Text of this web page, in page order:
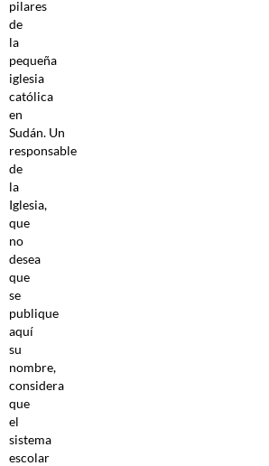
pilares
de
la
pequeña
iglesia
católica
en
Sudán. Un
responsable
de
la
Iglesia,
que
no
desea
que
se
publique
aquí
su
nombre,
considera
que
el
sistema
escolar